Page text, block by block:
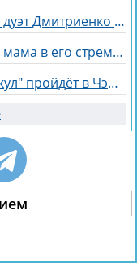
Линочка Ли отреагировала на дуэт Дмитриенко с сестрой, сделав неожиданное заявление
Сергея Хорошева поддержала мама в его стремлении сохранить свободу
Третий сезон "Китайских каникул" пройдёт в Чэнду - самом счастливом городе Китая